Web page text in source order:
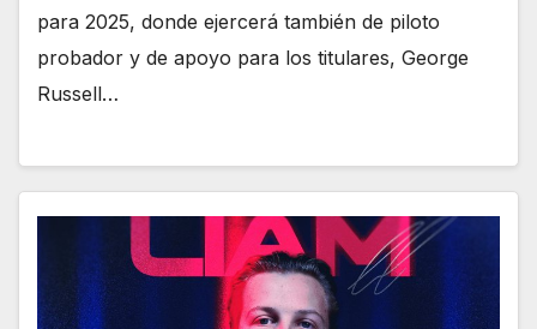
para 2025, donde ejercerá también de piloto
probador y de apoyo para los titulares, George
Russell…